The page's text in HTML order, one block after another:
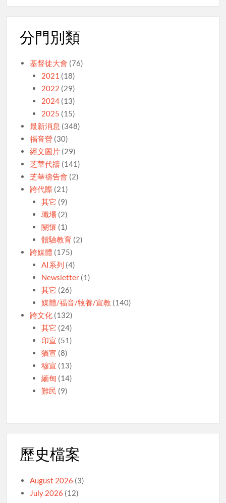
分門別類
基督徒大會 (76)
2021 (18)
2022 (29)
2024(13)
2025 (15)
最新消息 (348)
福音營 (30)
經文圖片 (29)
芝華代禱 (141)
芝華禱告會 (2)
跨代際 (21)
其它 (9)
職場(2)
關懷 (1)
體驗教育(2)
跨媒體 (175)
AI系列 (4)
Newsletter(1)
其它 (26)
媒體/福音/牧養/宣教 (140)
跨文化 (132)
其它 (24)
印宣 (51)
猶宣 (8)
穆宣 (13)
緬甸 (14)
難民 (9)
歷史檔案
August 2026 (3)
July 2026 (12)